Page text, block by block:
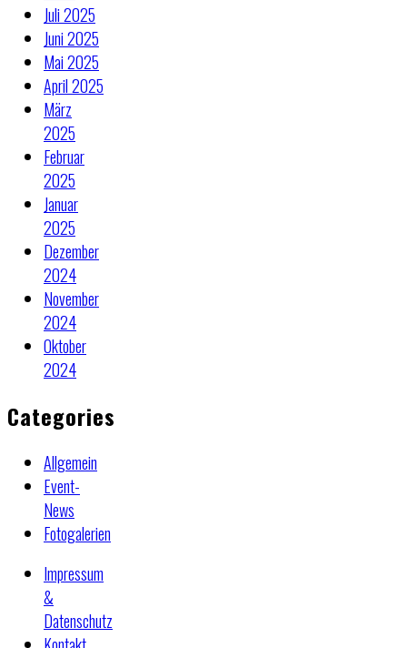
Juli 2025
Juni 2025
Mai 2025
April 2025
März
2025
Februar
2025
Januar
2025
Dezember
2024
November
2024
Oktober
2024
Categories
Allgemein
Event-
News
Fotogalerien
Impressum
&
Datenschutz